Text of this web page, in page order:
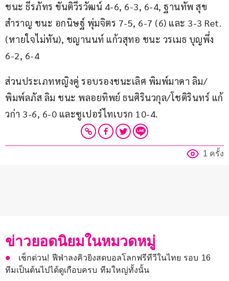
ชนะ ธีรภัทร ขันติวีรวัฒน์ 4-6, 6-3, 6-4, ฐานทัพ สุข
สำราญ ชนะ อกนิษฐ์ พุ่มจิตร 7-5, 6-7 (6) และ 3-3 Ret.
(หายใจไม่ทัน), ชญานนท์ แก้วสุทอ ชนะ วรเมธ บุญพึ่ง
6-2, 6-4
ส่วนประเภทหญิงคู่ รอบรองชนะเลิศ พิมพ์มาดา ลิม/
พิมพ์ลภัส ลิม ชนะ พลอยทิพย์ ธนศิรินวกุล/โชติรินทร์ แก้
วก่า 3-6, 6-0 และซูเปอร์ไทเบรก 10-4.
1 ครั้ง
ข่าวยอดนิยมในหมวดหมู่
เช็กด่วน! ฟีฟ่าลงคิวยิงสดบอลโลกฟรีทีวีในไทย รอบ 16
ทีมเป็นต้นไปได้ดูเกือบครบ ทีมใหญ่ทั้งนั้น